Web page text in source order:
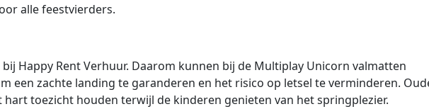
alle feestvierders.
Happy Rent Verhuur. Daarom kunnen bij de Multiplay Unicorn valmatten
een zachte landing te garanderen en het risico op letsel te verminderen.
toezicht houden terwijl de kinderen genieten van het springplezier.